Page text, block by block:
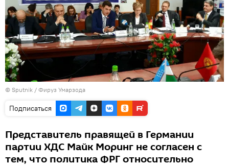
© Sputnik / Фируз Умарзода
Подписаться
Представитель правящей в Германии
партии ХДС Майк Моринг не согласен с
тем, что политика ФРГ относительно